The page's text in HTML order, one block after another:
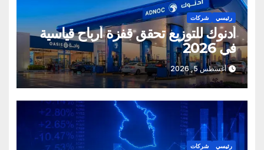
رئيسي شركات
أدنوك للتوزيع تحقق قفزة أرباح قياسية
في 2026
أغسطس 5, 2026
رئيسي شركات